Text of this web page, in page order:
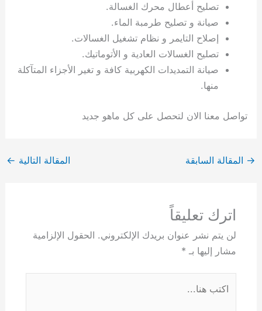
تصليح أعطال محرك الغسالة.
صيانة و تصليح طرمبة الماء.
إصلاح التايمر و نظام تشغيل الغسالات.
تصليح الغسالات العادية و الأتوماتيك.
صيانة التمديدات الكهربية كافة و تغير الأجزاء المتآكلة
منها.
تواصل معنا الان لتحصل على كل ماهو جديد
→ المقالة السابقة المقالة التالية ←
اترك تعليقاً
لن يتم نشر عنوان بريدك الإلكتروني. الحقول الإلزامية
مشار إليها بـ *
هنا...